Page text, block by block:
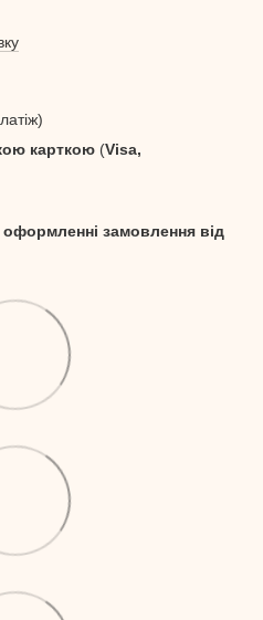
карткою (Visa,
замовлення від